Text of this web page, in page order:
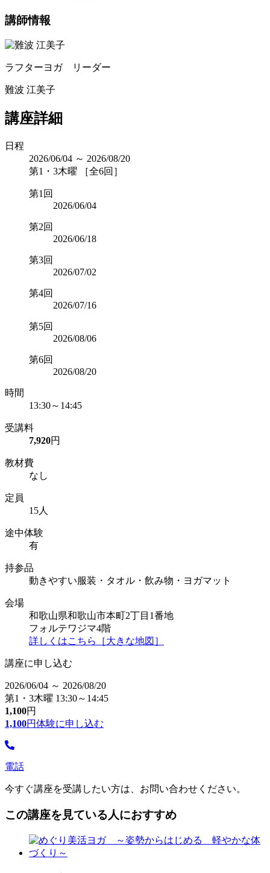
講師情報
ラフターヨガ リーダー
難波 江美子
講座詳細
日程
2026/06/04 ～ 2026/08/20
第1・3木曜 ［全6回］
第1回
2026/06/04
第2回
2026/06/18
第3回
2026/07/02
第4回
2026/07/16
第5回
2026/08/06
第6回
2026/08/20
時間
13:30～14:45
受講料
7,920円
教材費
なし
定員
15人
途中体験
有
持参品
動きやすい服装・タオル・飲み物・ヨガマット
会場
和歌山県和歌山市本町2丁目1番地
フォルテワジマ4階
詳しくはこちら［大きな地図］
講座に申し込む
2026/06/04 ～ 2026/08/20
第1・3木曜 13:30～14:45
1,100円
1,100円体験に申し込む
電話
今すぐ講座を受講したい方は、お問い合わせください。
この講座を見ている人におすすめ